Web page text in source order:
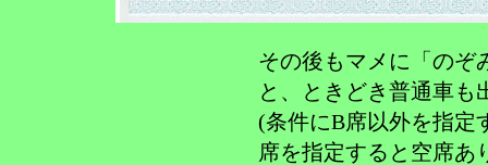
その後もマメに「のぞ
と、ときどき普通車も
(条件にB席以外を指定
席を指定すると空席あ